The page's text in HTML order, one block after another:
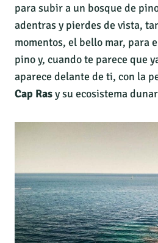
para subir a un bosque de
adentras y pierdes de vista,
momentos, el bello mar, para
pino y, cuando te parece que
aparece delante de ti, con la
Cap Rasy su ecosistema